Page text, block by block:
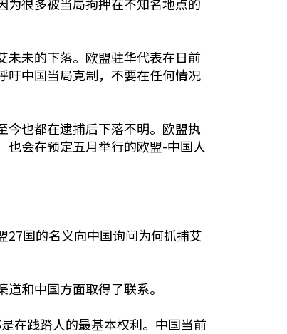
未未的下落。欧盟驻华代表在日前
吁中国当局克制，不要在任何情况
今也都在逮捕后下落不明。欧盟执
会在预定五月举行的欧盟-中国人
27国的名义向中国询问为何抓捕艾
和中国方面取得了联系。
在践踏人的最基本权利。中国当前